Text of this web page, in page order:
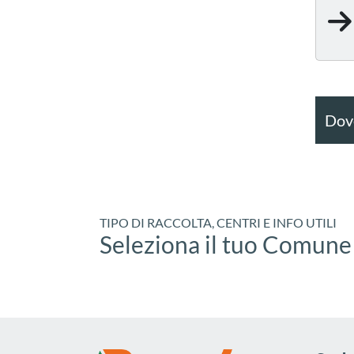
TIPO DI RACCOLTA, CENTRI E INFO UTILI
Seleziona il tuo Comune